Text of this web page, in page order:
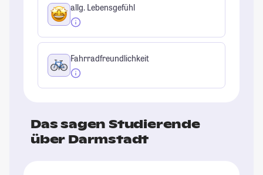
allg. Lebensgefühl
Fahrradfreundlichkeit
Das sagen Studierende
über Darmstadt